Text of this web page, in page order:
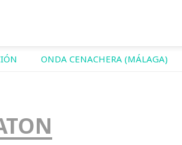
ONDA CENACHERA (MÁLAGA)